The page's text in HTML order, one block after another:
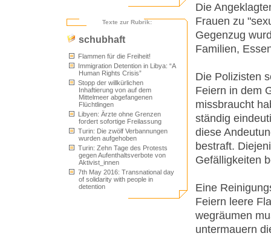
Texte zur Rubrik:
schubhaft
Flammen für die Freiheit!
Immigration Detention in Libya: “A
Human Rights Crisis”
Stopp der willkürlichen
Inhaftierung von auf dem
Mittelmeer abgefangenen
Flüchtlingen
Libyen: Ärzte ohne Grenzen
fordert sofortige Freilassung
Turin: Die zwölf Verbannungen
wurden aufgehoben
Turin: Zehn Tage des Protests
gegen Aufenthaltsverbote von
Aktivist_innen
7th May 2016: Transnational day
of solidarity with people in
detention
Die
Frauen zu
Gegenzug
Familien,
Die Polizisten
Feiern in dem
missbraucht
ständig
diese
bestraft.
Gefälligkeiten
Eine
Feiern leere
wegräumen
untermauern